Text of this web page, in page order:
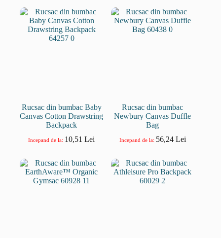
Rucsac din bumbac Baby
Canvas Cotton Drawstring
Backpack
Incepand de la: 10,51Lei
Rucsac din bumbac
Newbury Canvas Duffle
Bag
Incepand de la: 56,24 Lei